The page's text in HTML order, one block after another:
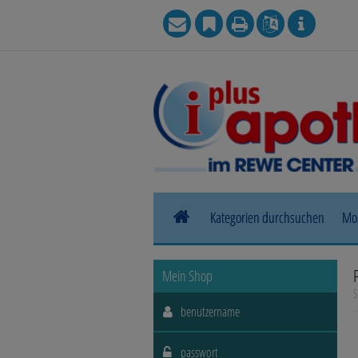
Kategorien durchsuchen
Allergie
Blase, Niere & Urogenitaltrakt
Haut, Haare & Nägel
Mein Shop